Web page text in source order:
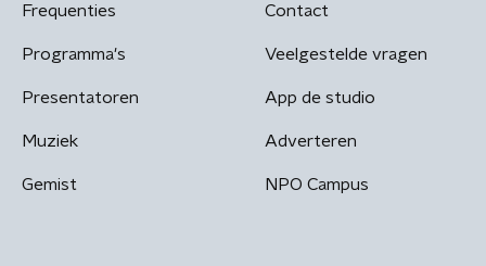
Frequenties
Programma's
Presentatoren
Muziek
Gemist
Contact
Veelgestelde vragen
App de studio
Adverteren
NPO Campus